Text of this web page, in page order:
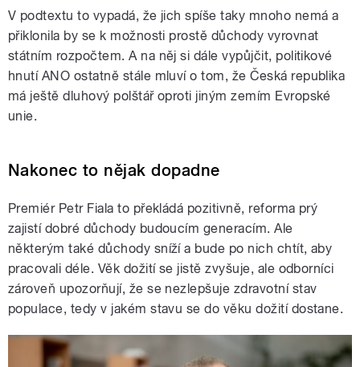
V podtextu to vypadá, že jich spíše taky mnoho nemá a
přiklonila by se k možnosti prostě důchody vyrovnat
státním rozpočtem. A na něj si dále vypůjčit, politikové
hnutí ANO ostatně stále mluví o tom, že Česká republika
má ještě dluhový polštář oproti jiným zemím Evropské
unie.
Nakonec to nějak dopadne
Premiér Petr Fiala to překládá pozitivně, reforma prý
zajistí dobré důchody budoucím generacím. Ale
některým také důchody sníží a bude po nich chtít, aby
pracovali déle. Věk dožití se jistě zvyšuje, ale odborníci
zároveň upozorňují, že se nezlepšuje zdravotní stav
populace, tedy v jakém stavu se do věku dožití dostane.